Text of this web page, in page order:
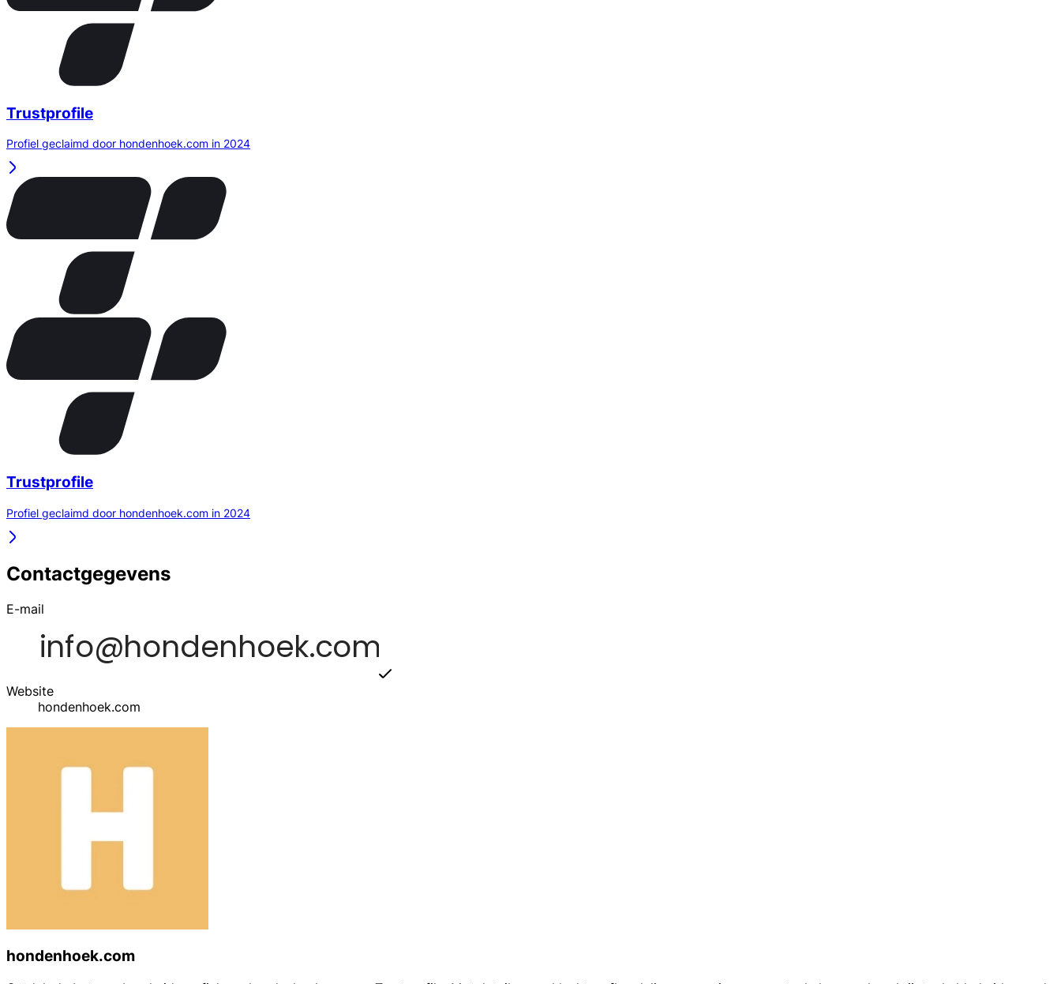
Trustprofile
Profiel geclaimd door hondenhoek.com in 2024
Trustprofile
Profiel geclaimd door hondenhoek.com in 2024
Contactgegevens
E-mail
Website
hondenhoek.com
hondenhoek.com